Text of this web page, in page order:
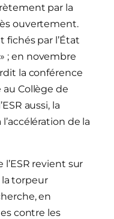
par la
ouvertement.
fichés par l’État
; en novembre
la conférence
Collège de
aussi, la
de la
revient sur
la torpeur
en
contre les